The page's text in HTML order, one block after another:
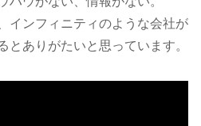
インフィニティのような会社が
とありがたいと思っています。